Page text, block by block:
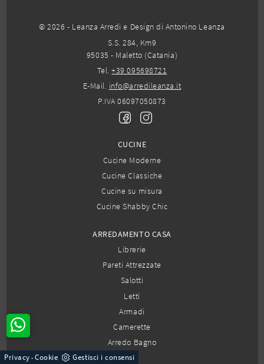
© 2026 - Leanza Arredi e Design di Antonino Leanza
S.S. 284, Km9
95035 - Maletto (Catania)
Tel.+39 095698721
E-Mail. info@arredileanza.it
P.IVA 06097050873
CUCINE
Cucine Moderne
Cucine Classiche
Cucine su misura
Cucine Shabby Chic
ARREDAMENTO CASA
Librerie
Pareti Attrezzate
Salotti
Letti
Armadi
Camerette
Arredo Bagno
Privacy -Cookie Gestisci i consensi